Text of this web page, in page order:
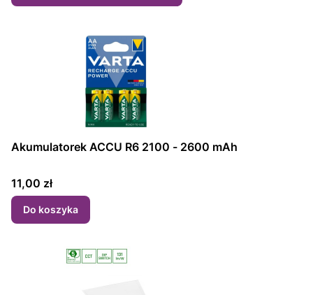
Akumulatorek ACCU R6 2100 - 2600 mAh
Cena
11,00 zł
Do koszyka